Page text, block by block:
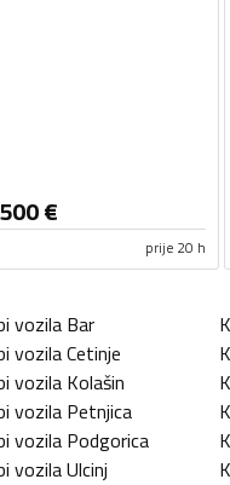
€
prije 20 h
vozila Bar
vozilaCetinje
vozila Kolašin
vozila Petnjica
vozila Podgorica
vozilaUlcinj